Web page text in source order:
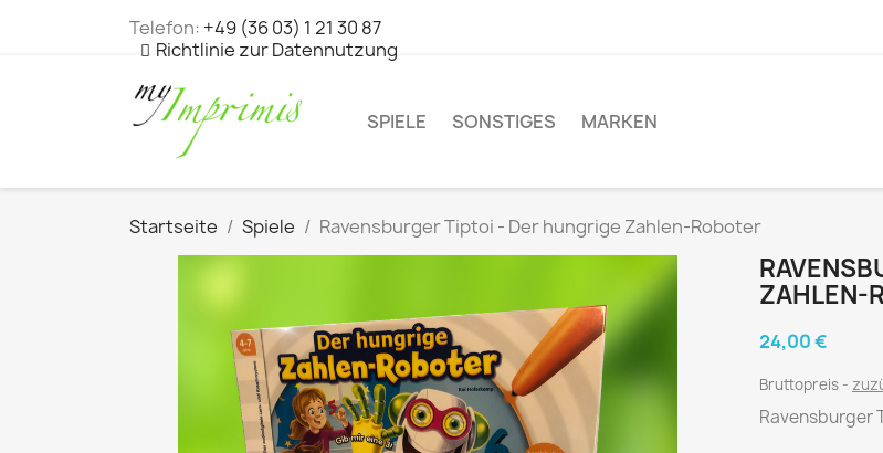
Telefon: +49 (36 03) 1 21 30 87
Richtlinie zur Datennutzung
SPIELE SONSTIGES MARKEN
Startseite Spiele Ravensburger Tiptoi - Der hungrige Zahlen-Roboter
ZAHLEN-
24,00 €
Bruttopreis
Ravensburger